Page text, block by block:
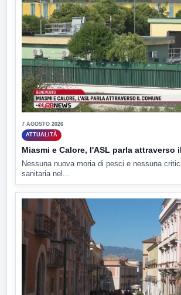
7 AGOSTO 2026
ATTUALITÀ
Miasmi e Calore, l'ASL parla attraverso
Nessuna nuova moria di pesci e nessuna
sanitaria nel...